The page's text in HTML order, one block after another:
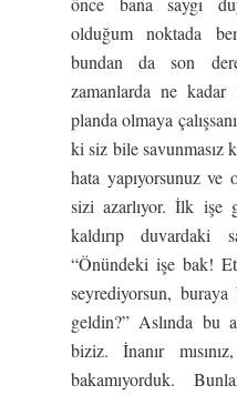
olduğum noktada
bundan da son
zamanlarda ne kadar
planda olmaya
ki siz bile savunmasız
hata yapıyorsunuz
sizi azarlıyor. İlk işe
kaldırıp duvardaki
“Önündeki işe bak!
seyrediyorsun,
geldin?” Aslında bu
biziz. İnanır
bakamıyorduk.